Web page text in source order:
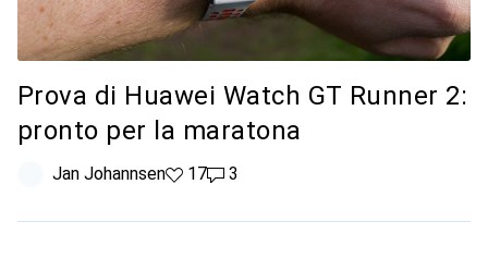
Prova di Huawei Watch GT Runner 2:
pronto per la maratona
Jan Johannsen17 like
173 commenti
3